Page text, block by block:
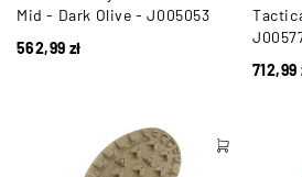
Mid - Dark Olive - J005053
562,99 zł
712,99